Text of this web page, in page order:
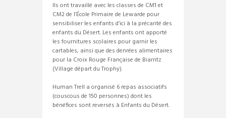
Ils ont travaillé avec les classes de CM1 et
CM2 de l’École Primaire de Lewarde pour
sensibiliser les enfants d’ici à la précarité des
enfants du Désert. Les enfants ont apporté
les fournitures scolaires pour garnir les
cartables, ainsi que des denrées alimentaires
pour la Croix Rouge Française de Biarritz
(Village départ du Trophy).
Human Trell a organisé 6 repas associatifs
(couscous de 150 personnes) dont les
bénéfices sont reversés à Enfants du Désert.